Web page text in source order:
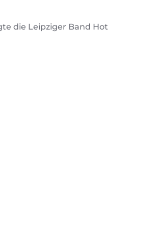
die Leipziger Band Hot